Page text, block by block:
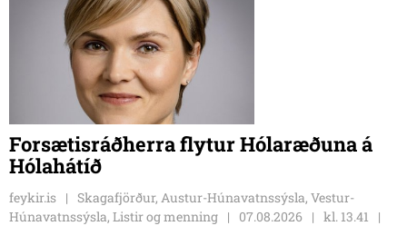
Forsætisráðherra flytur Hólaræðuna á
Hólahátíð
feykir.is
Skagafjörður, Austur-Húnavatnssýsla, Vestur-
Húnavatnssýsla, Listir og menning
07.08.2026
kl. 13.41